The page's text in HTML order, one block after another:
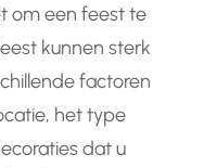
om een feest te
kunnen sterk
factoren
het type
dat u